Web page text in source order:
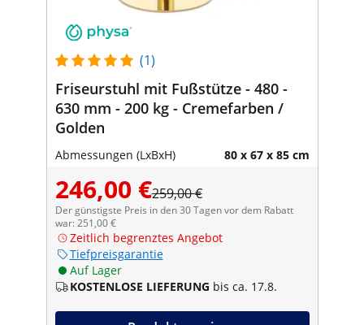
(1)
Friseurstuhl mit Fußstütze - 480 -
630 mm - 200 kg - Cremefarben /
Golden
Abmessungen (LxBxH) 80 x 67 x 85 cm
246,00 €259,00 €
Der günstigste Preis in den 30 Tagen vor dem Rabatt
war: 251,00 €
Zeitlich begrenztes Angebot
Tiefpreisgarantie
Auf Lager
KOSTENLOSE LIEFERUNG bis ca. 17.8.